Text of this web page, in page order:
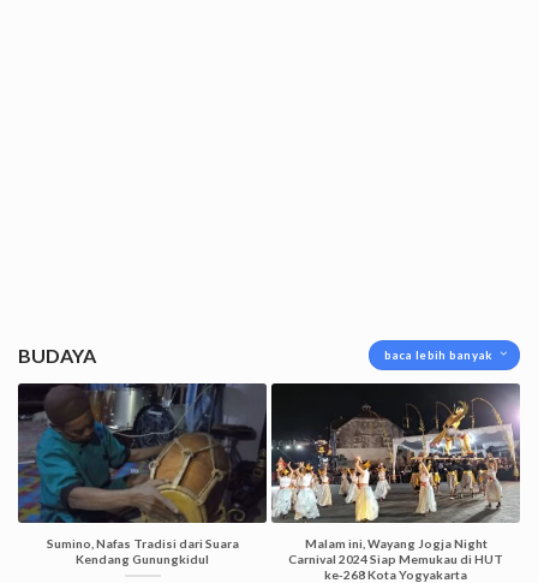
BUDAYA baca lebih banyak
Sumino, Nafas Tradisi dari Suara
Kendang Gunungkidul
Malam ini, Wayang Jogja Night
Carnival 2024 Siap Memukau di HUT
ke-268 Kota Yogyakarta